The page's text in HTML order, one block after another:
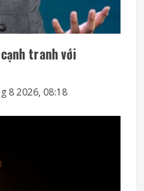
tranh với
8 2026, 08:18